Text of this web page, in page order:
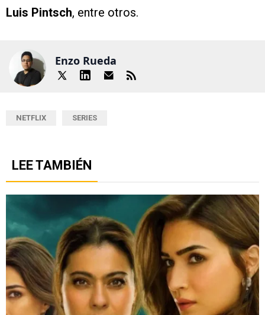
Luis Pintsch, entre otros.
Enzo Rueda
NETFLIX SERIES
LEE TAMBIÉN